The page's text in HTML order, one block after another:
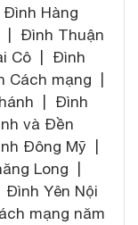
Hàng
| Đình Thuận
Cô | Đình
mạng |
| Đình
và Đền
Đông Mỹ |
Long |
Yên Nội
mạng năm